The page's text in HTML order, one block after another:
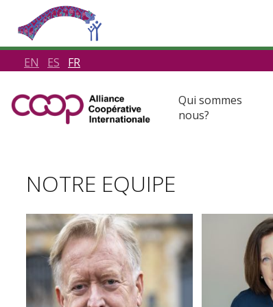
EN ES FR
Qui sommes
nous?
NOTRE EQUIPE
Jeroen Douglas
Directeur général
Assistante
secrétaire